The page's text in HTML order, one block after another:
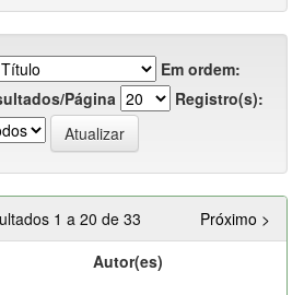
Em ordem:
Página
Registro(s):
1 a 20 de 33
Próximo >
Autor(es)